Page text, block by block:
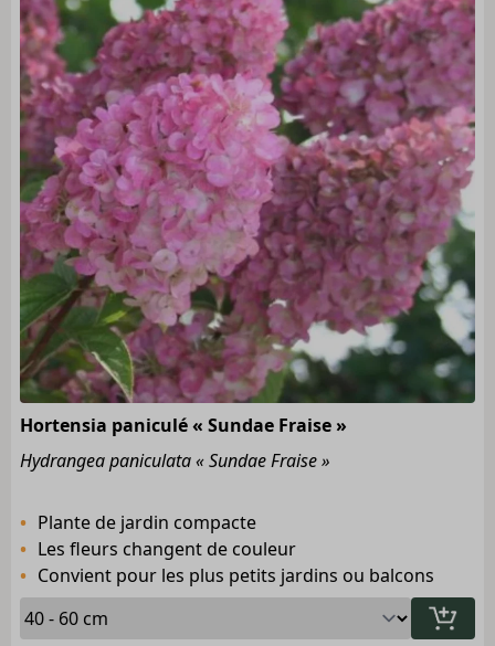
Hortensia paniculé « Sundae Fraise »
Hydrangea paniculata « Sundae Fraise »
Plante de jardin compacte
Les fleurs changent de couleur
Convient pour les plus petits jardins ou balcons